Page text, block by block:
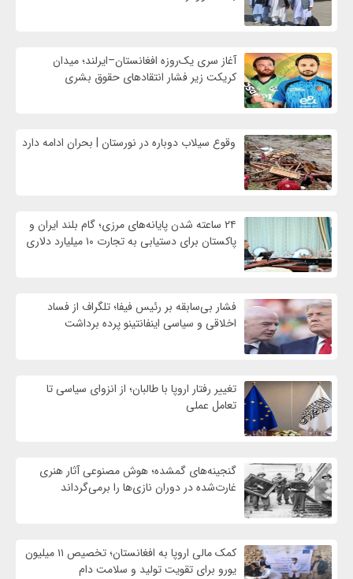
آغاز سری یک‌روزه افغانستان–ایرلند؛ میدان
کریکت زیر فشار انتقادهای حقوق بشری
وقوع سیلاب دوباره در نورستان | بحران ادامه دارد
۲۴ ساعته شدن پایانه‌های مرزی؛ گام بلند ایران و
پاکستان برای دستیابی به تجارت ۱۰ میلیارد دلاری
فشار بی‌سابقه بر رئیس فیفا؛ تلگراف از فساد
اخلاقی و سیاسی اینفانتینو پرده برداشت
تغییر رفتار اروپا با طالبان؛ از انزوای سیاسی تا
تعامل عملی
گنجینه‌های گمشده؛ هوش مصنوعی آثار هنری
غارت‌شده در دوران نازی‌ها را برمی‌گرداند
کمک مالی اروپا به افغانستان؛ تخصیص ۱۱ میلیون
یورو برای تقویت تولید و سلامت دام